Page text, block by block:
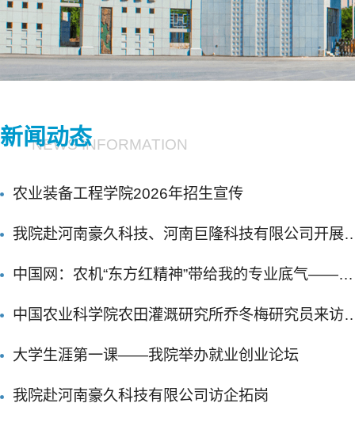
新闻动态
NEWS INFORMATION
农业装备工程学院2026年招生宣传
我院赴河南豪久科技、河南巨隆科技有限公司开展
企拓岗工作
中国网：农机“东方红精神”带给我的专业底气——一
名农机研究生的成长感悟
中国农业科学院农田灌溉研究所乔冬梅研究员来访
术交流并作报告
大学生涯第一课——我院举办就业创业论坛
我院赴河南豪久科技有限公司访企拓岗